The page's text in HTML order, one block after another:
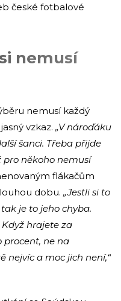
české fotbalové
nemusí
nemusí každý
vzkaz. „V nároďáku
šanci. Třeba přijde
pro někoho nemusí
flákačům
dobu. „Jestli si to
je to jeho chyba.
hrajete za
ne na
nejvíc a moc jich není,“